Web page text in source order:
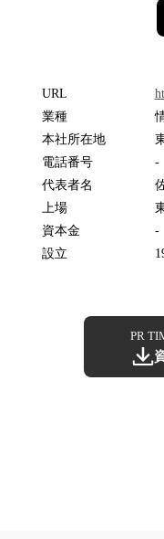
URL
業種
本社所在地
電話番号
-
代表者名
上場
資本金
-
設立
PR